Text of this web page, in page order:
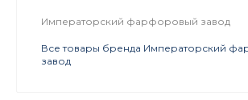
Императорский фарфоровый завод
Все товары бренда Императорский
завод